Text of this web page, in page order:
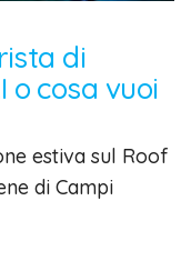
di
o cosa vuoi
estiva sul Roof
di Campi